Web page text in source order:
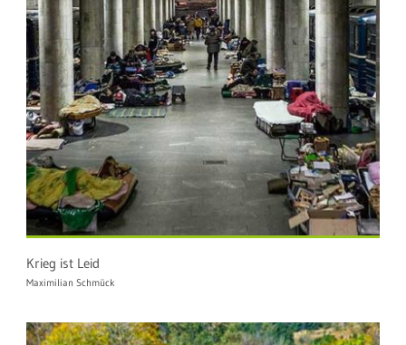
Krieg ist Leid
Maximilian Schmück